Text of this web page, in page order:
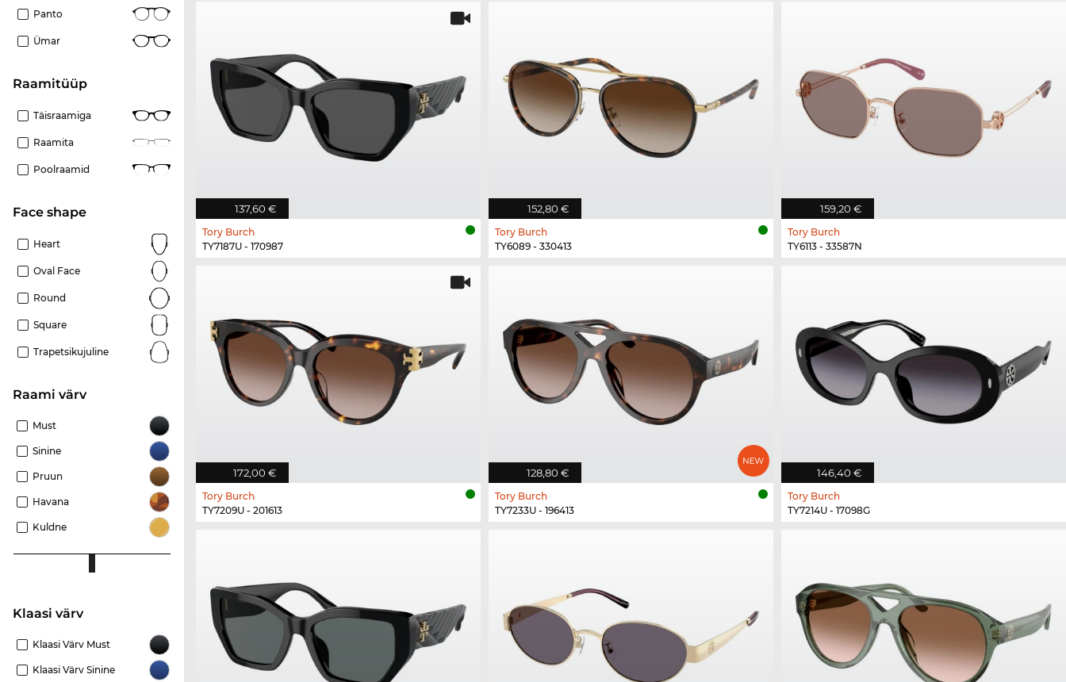
Panto
Ümar
Raamitüüp
Täisraamiga
Raamita
Poolraamid
Face shape
Heart
Oval Face
Round
Square
Trapetsikujuline
Raami värv
Must
Sinine
Pruun
Havana
Kuldne
Klaasi värv
Klaasi Värv Must
Klaasi Värv Sinine
137,60 €
Tory Burch
TY7187U - 170987
152,80 €
Tory Burch
TY6089 - 330413
159,20 €
Tory Burch
TY6113 - 33587N
172,00 €
Tory Burch
TY7209U - 201613
128,80 €
Tory Burch
TY7233U - 196413
146,40 €
Tory Burch
TY7214U - 17098G